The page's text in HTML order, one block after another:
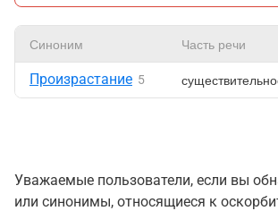
Синоним Часть речи
Произрастание 5
Уважаемые пользователи, если вы
или синонимы, относящиеся к